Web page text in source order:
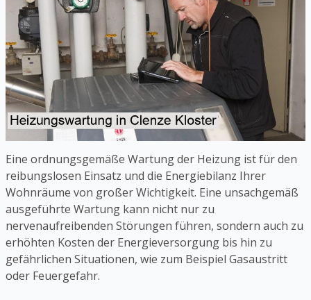
Eine ordnungsgemäße Wartung der Heizung ist für den
reibungslosen Einsatz und die Energiebilanz Ihrer
Wohnräume von großer Wichtigkeit. Eine unsachgemäß
ausgeführte Wartung kann nicht nur zu
nervenaufreibenden Störungen führen, sondern auch zu
erhöhten Kosten der Energieversorgung bis hin zu
gefährlichen Situationen, wie zum Beispiel Gasaustritt
oder Feuergefahr.